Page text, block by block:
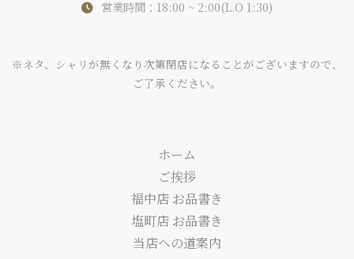
営業時間：18:00 ~ 2:00(L.O 1:30)
※ネタ、シャリが無くなり次第閉店になることがございますので、
ご了承ください。
ホーム
ご挨拶
福中店 お品書き
塩町店 お品書き
当店への道案内